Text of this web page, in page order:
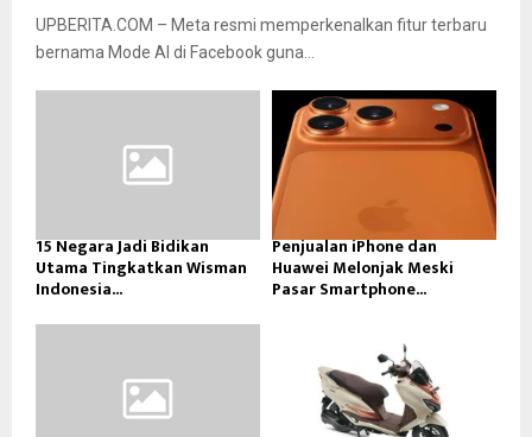
UPBERITA.COM – Meta resmi memperkenalkan fitur terbaru
bernama Mode AI di Facebook guna...
15 Negara Jadi Bidikan
Utama Tingkatkan Wisman
Indonesia...
Penjualan iPhone dan
Huawei Melonjak Meski
Pasar Smartphone...